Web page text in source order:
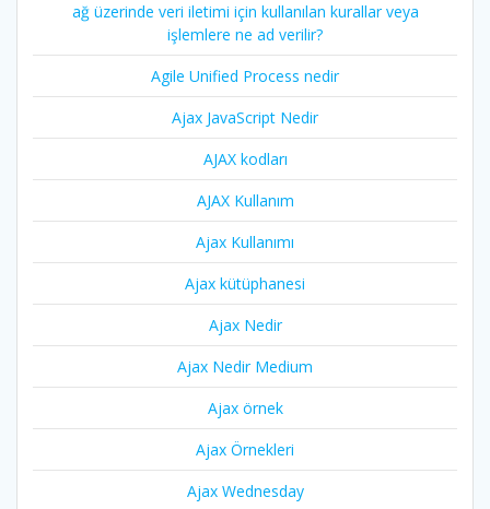
ağ üzerinde veri iletimi için kullanılan kurallar veya
işlemlere ne ad verilir?
Agile Unified Process nedir
Ajax JavaScript Nedir
AJAX kodları
AJAX Kullanım
Ajax Kullanımı
Ajax kütüphanesi
Ajax Nedir
Ajax Nedir Medium
Ajax örnek
Ajax Örnekleri
Ajax Wednesday